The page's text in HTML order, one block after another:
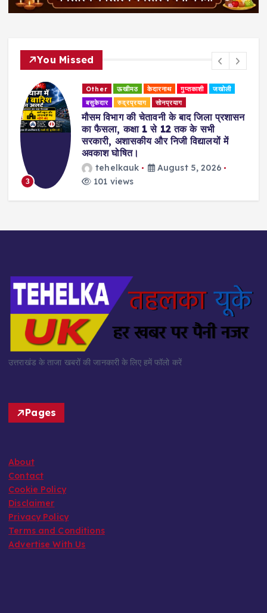
You Missed
3
Other ऊखीमठ केदारनाथ गुप्तकाशी
जखोली
बसुकेदार
रुद्रप्रयाग सोनप्रयाग
मौसम विभाग की चेतावनी के बाद जिला प्रशासन
का फैसला, कक्षा 1 से 12 तक के सभी
सरकारी, अशासकीय और निजी विद्यालयों में
अवकाश घोषित।
tehelkauk
August 5, 2026
101 views
उत्तराखंड के ताजा खबरों की जानकारी के लिए हमें फॉलो करें
Pages
About
Contact
Cookie Policy
Disclaimer
Privacy Policy
Terms and Conditions
Advertise With Us